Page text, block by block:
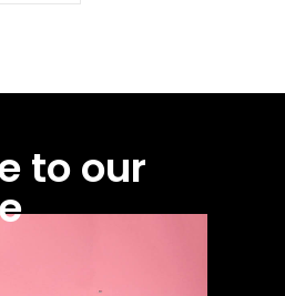
to our